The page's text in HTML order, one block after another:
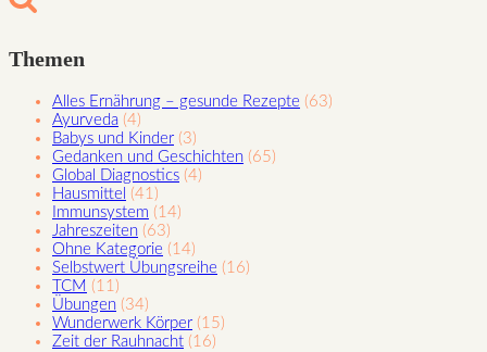
Themen
Alles Ernährung – gesunde Rezepte (63)
Ayurveda (4)
Babys und Kinder (3)
Gedanken und Geschichten (65)
Global Diagnostics (4)
Hausmittel (41)
Immunsystem (14)
Jahreszeiten (63)
Ohne Kategorie (14)
Selbstwert Übungsreihe (16)
TCM (11)
Übungen (34)
Wunderwerk Körper (15)
Zeit der Rauhnacht (16)